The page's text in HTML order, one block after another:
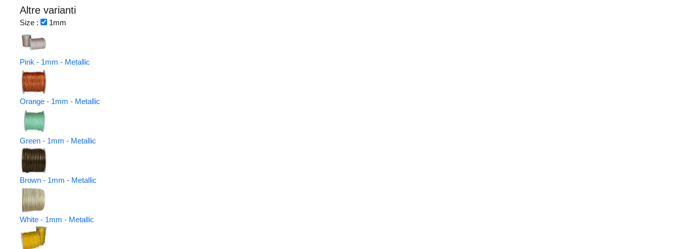
Altre varianti
Size : 1mm
Pink - 1mm - Metallic
Orange - 1mm - Metallic
Green - 1mm - Metallic
Brown - 1mm - Metallic
White - 1mm - Metallic